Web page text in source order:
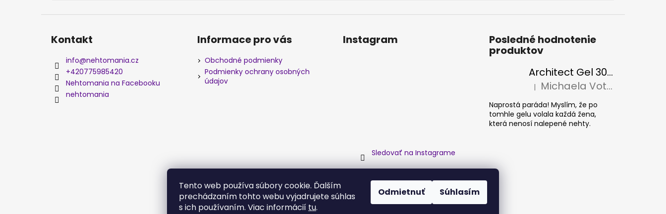
Tento web používa súbory cookie. Ďalším
prechádzaním tohto webu vyjadrujete súhlas
s ich používaním. Viac informácií tu.
Odmietnuť Súhlasím
Kontakt
info@nehtomania.cz
+420775985420
Nehtomania na Facebooku
nehtomania
Informace pro vás
Obchodné podmienky
Podmienky ochrany osobných
údajov
Instagram
Sledovať na Instagrame
Posledné hodnotenie
produktov
Architect Gel 30ml
Hodnotenie produktu je 5 z 5
| Michaela Votava
Naprostá paráda! Myslím, že po
tomhle gelu volala každá žena,
která nenosí nalepené nehty.